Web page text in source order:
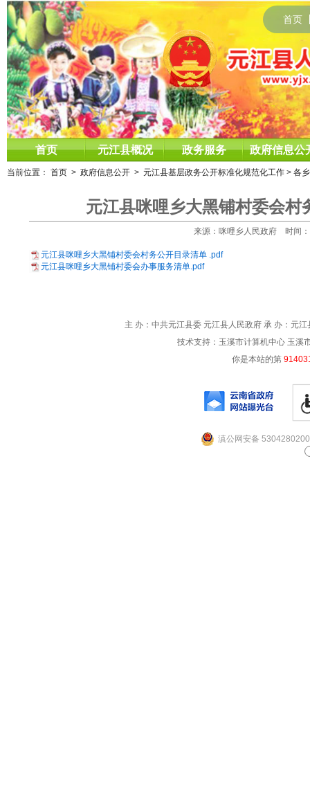
首页
首页 元江县概况 政务服务 政府信息公
当前位置： 首页 > 政府信息公开 > 元江县基层政务公开标准化规范化工作 > 各
元江县咪哩乡大黑铺村委会
来源：咪哩乡人民政府 时间
元江县咪哩乡大黑铺村委会村务公开目录清单 .pdf
元江县咪哩乡大黑铺村委会办事服务清单.pdf
主 办：中共元江县委 元江县人民政府 承 办：元
技术支持：玉溪市计算机中心 玉溪
你是本站的第
滇公网安备